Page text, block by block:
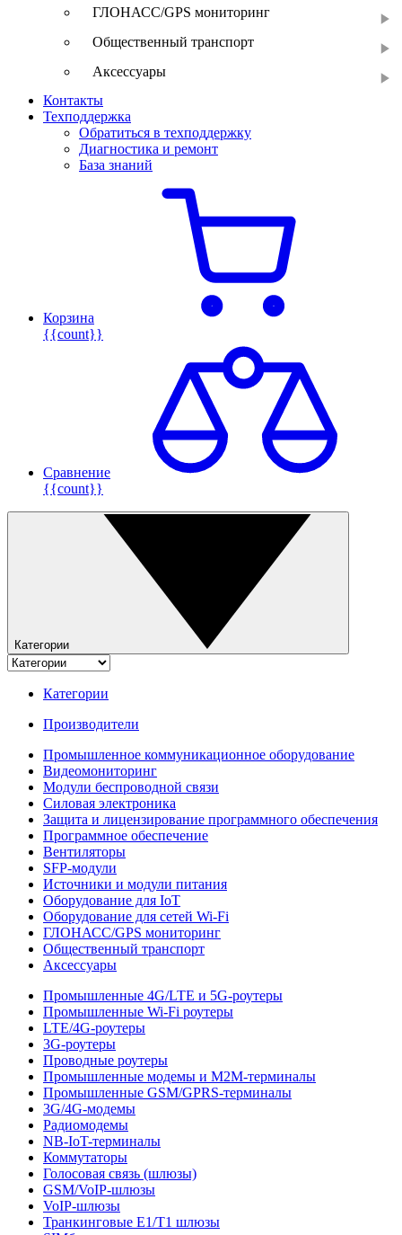
ГЛОНАСС/GPS мониторинг
Общественный транспорт
Аксессуары
Контакты
Техподдержка
Обратиться в техподдержку
Диагностика и ремонт
База знаний
Корзина
{{count}}
Сравнение
{{count}}
Категории
Категории
Производители
Промышленное коммуникационное оборудование
Видеомониторинг
Модули беспроводной связи
Силовая электроника
Защита и лицензирование программного обеспечения
Программное обеспечение
Вентиляторы
SFP-модули
Источники и модули питания
Оборудование для IoT
Оборудование для сетей Wi-Fi
ГЛОНАСС/GPS мониторинг
Общественный транспорт
Аксессуары
Промышленные 4G/LTE и 5G-роутеры
Промышленные Wi-Fi роутеры
LTE/4G-роутеры
3G-роутеры
Проводные роутеры
Промышленные модемы и M2M-терминалы
Промышленные GSM/GPRS-терминалы
3G/4G-модемы
Радиомодемы
NB-IoT-терминалы
Коммутаторы
Голосовая связь (шлюзы)
GSM/VoIP-шлюзы
VoIP-шлюзы
Транкинговые E1/T1 шлюзы